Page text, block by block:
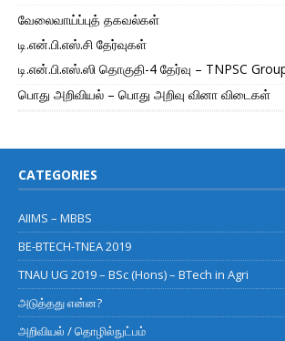
வேலைவாய்ப்புத் தகவல்கள்
டி.என்.பி.எஸ்.சி தேர்வுகள்
டி.என்.பி.எஸ்.ஸி தொகுதி-4 தேர்வு – TNPSC
பொது அறிவியல் – பொது அறிவு வினா விடைகள்
CATEGORIES
AIIMS – MBBS
BE-BTECH-TNEA 2019
TNAU UG 2019 – BSc (Hons) – BTech in Agri
அடுத்தது என்ன?
அறிவியல் / தொழில்நுட்பம்